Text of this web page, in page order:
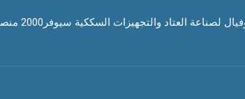
لصناعة العتاد والتجهيزات السككية سيوفر2000 منصب شغل